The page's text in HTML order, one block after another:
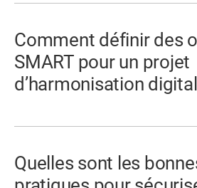
Comment définir des
SMART pour un projet
d’harmonisation
Quelles sont les